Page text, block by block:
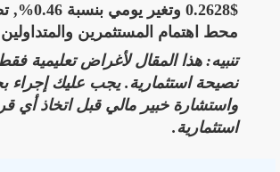
$0.2628
محط اهتمام المستثمرين
تنبيه: هذا المقال لأغراض تعليمية فقط
نصيحة استثمارية. يجب عليك إجراء
واستشارة خبير مالي قبل اتخاذ أي
استثمارية.